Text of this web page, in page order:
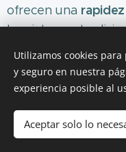
ofrecen una
los sistemas
modular y a la
Esto reduce
interferencias con
Laflexibilidad para
Utilizamos cookies
y seguro en nuestra
experiencia posible al
Aceptar solo lo